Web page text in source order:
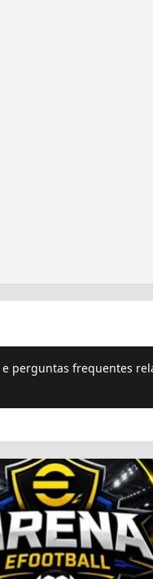
perguntas frequentes